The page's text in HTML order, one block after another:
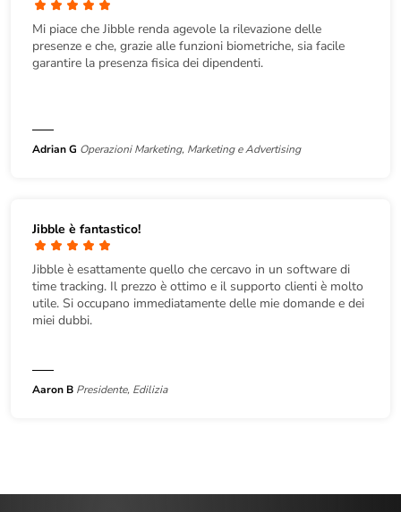
Mi piace che Jibble renda agevole la rilevazione delle
presenze e che, grazie alle funzioni biometriche, sia facile
garantire la presenza fisica dei dipendenti.
Adrian G Operazioni Marketing, Marketing e Advertising
Jibble è fantastico!
Jibble è esattamente quello che cercavo in un software di
time tracking. Il prezzo è ottimo e il supporto clienti è molto
utile. Si occupano immediatamente delle mie domande e dei
miei dubbi.
Aaron B Presidente, Edilizia